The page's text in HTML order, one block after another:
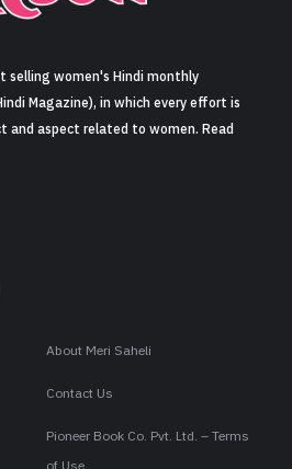
selling women's Hindi monthly
Magazine), in which every effort is
and aspect related to women. Read
About Meri Saheli
Contact Us
Pioneer Book Co. Pvt. Ltd. – Terms